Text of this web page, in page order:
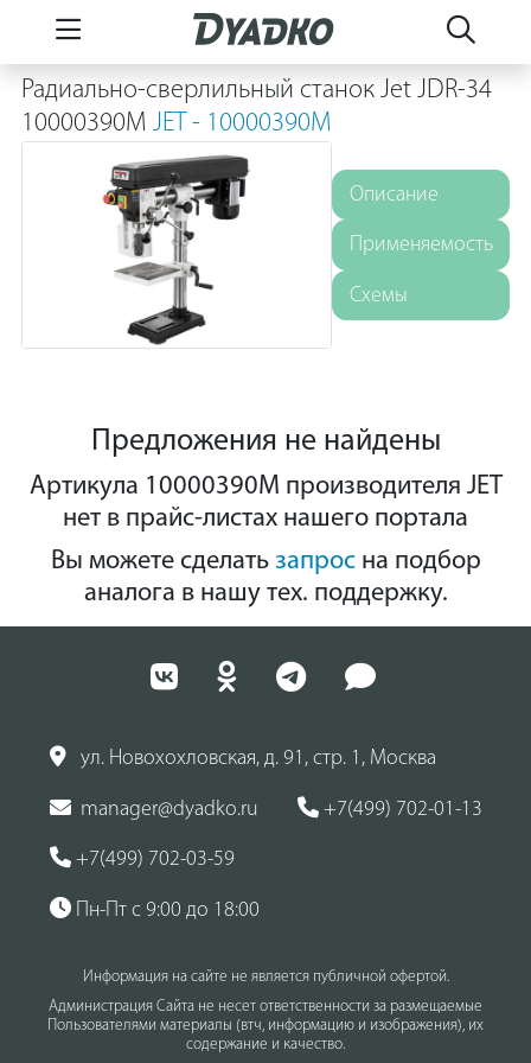
Радиально-сверлильный станок Jet JDR-34
10000390M JET - 10000390M
Описание
Применяемость
Схемы
Предложения не найдены
Артикула 10000390M производителя JET
нет в прайс-листах нашего портала
Вы можете сделать запросна подбор
аналога в нашу тех. поддержку.
ул. Новохохловская, д. 91, стр. 1, Москва
manager@dyadko.ru +7(499) 702-01-13
+7(499) 702-03-59
Пн-Пт с 9:00 до 18:00
Информация на сайте не является публичной офертой.
Администрация Сайта не несет ответственности за размещаемые
Пользователями материалы (втч, информацию и изображения), их
содержание и качество.